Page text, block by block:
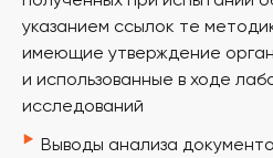
указанием ссылок те
имеющие утверждение
и использованные в ходе
исследований
‣ Выводы анализа
+7
наши эксперты подберут для вас
выгодный порядок сертификации, с